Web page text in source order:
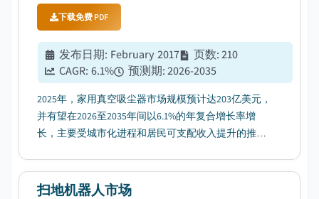
下载免费 PDF
发布日期: February 2017 页数:210
CAGR: 6.1% 预测期:2026-2035
2025年，家用真空吸尘器市场规模预计达203亿美元，
并有望在2026至2035年间以6.1%的年复合增长率增
长，主要受城市化进程和居民可支配收入提升的推
扫地机器人市场